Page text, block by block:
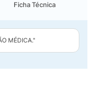
Ficha Técnica
MÉDICA."